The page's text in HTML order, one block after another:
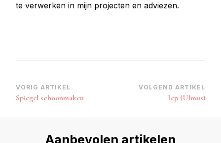
te verwerken in mijn projecten en adviezen.
Bericht
navigatie
VORIG ARTIKEL
Spiegel schoonmaken
VOLGEND ARTIKEL
Iep (Ulmus)
Aanbevolen artikelen